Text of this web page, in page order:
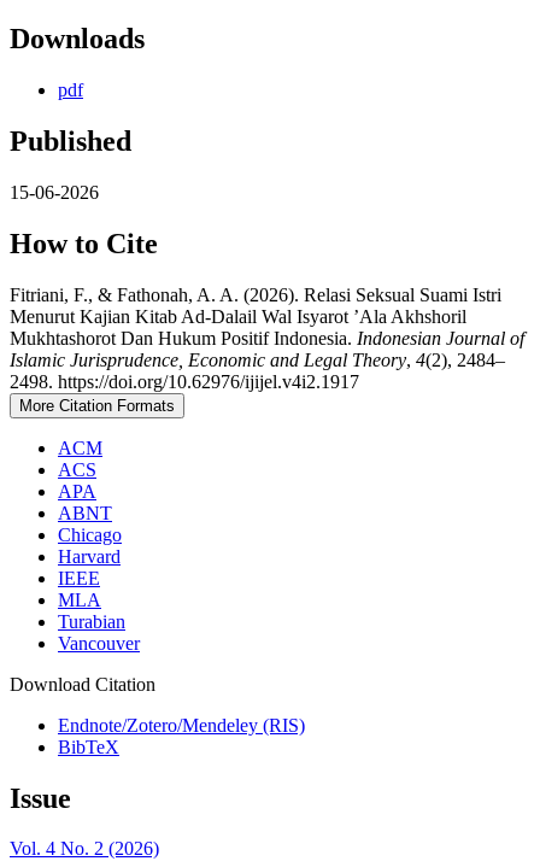
Downloads
pdf
Published
15-06-2026
How to Cite
Fitriani, F., & Fathonah, A. A. (2026). Relasi Seksual Suami Istri
Menurut Kajian Kitab Ad-Dalail Wal Isyarot ’Ala Akhshoril
Mukhtashorot Dan Hukum Positif Indonesia. Indonesian Journal of
Islamic Jurisprudence, Economic and Legal Theory, 4(2), 2484–
2498. https://doi.org/10.62976/ijijel.v4i2.1917
More Citation Formats
ACM
ACS
APA
ABNT
Chicago
Harvard
IEEE
MLA
Turabian
Vancouver
Download Citation
Endnote/Zotero/Mendeley (RIS)
BibTeX
Issue
Vol. 4 No. 2 (2026)